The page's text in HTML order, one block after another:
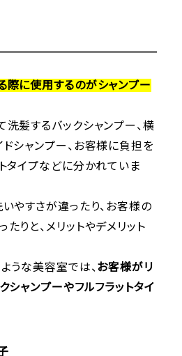
際に使用するのがシャンプー
髪するバックシャンプー、横
シャンプー、お客様に負担を
タイプなどに分かれていま
やすさが違ったり、お客様の
りと、メリットやデメリット
うな美容室では、お客様がリ
シャンプーやフルフラットタイ